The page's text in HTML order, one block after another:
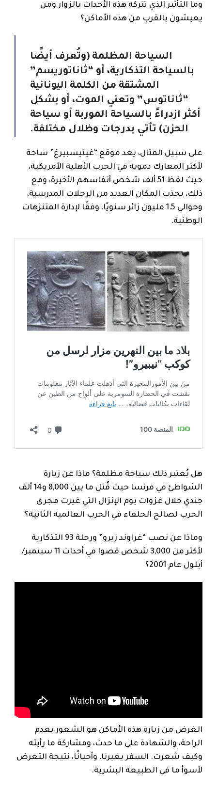
وما التأثير الذي تتركه هذه الأحداث بالزوار ومن
يعيشون بالقرب من هذه الأماكن؟
السياحة المظلمة (وتُعرف أيضًا
بالسياحة التذكارية، أو “ثاناتوريسم”
المشتقة من الكلمة اليونانية
“ثاناتوس” وتعني الموت، أو بشكل
أكثر ازدراءً بالسياحة الموربة أو سياحة
الحزن) تأتي بدرجات وظلال مختلفة.
على سبيل المثال، يعد موقع “غيتيسبيرغ” ساحة
لأكثر المعارك دموية في الحرب الأهلية الأمريكية،
حيث لفظ 51 ألف شخص أنفاسهم الأخيرة، ومع
ذلك، يجذب المكان العديد من الرحلات المدرسية،
وحوالي 1.5 مليون زائر سنويًا، وفقًا لإدارة المتنزهات
الوطنية.
هل يُعتبر ذلك سياحة مظلمة؟ ماذا عن زيارة
الشواطئ في فرنسا حيث قُتل ما بين 8,000 و14 ألف
جندي خلال غزوات يوم الإنزال التي غيرت مجرى
الحرب لصالح الحلفاء في الحرب العالمية الثانية؟
وماذا عن نصب “غراوند زيرو” ورحلة 93 التذكارية
لأكثر من 3,000 شخص قضوا في أحداث 11 سبتمبر/
أيلول عام 2001؟
الغرض من زيارة هذه الأماكن هو الشعور بعدم
الراحة، والشهادة على ما حدث، ومشاركة ما رأيته
وكيف شعرت. السفر يغيرنا، وأحيانًا، نتيجة التعرض
لأسوأ ما في الطبيعة البشرية.